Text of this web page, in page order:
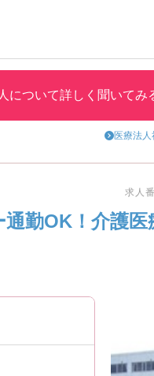
について詳しく聞いてみ
医療法
求人
勤OK！介護